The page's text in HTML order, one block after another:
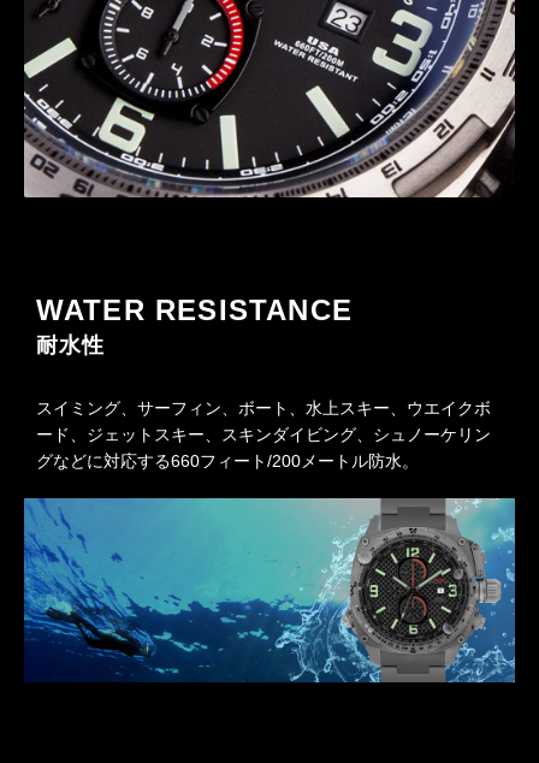
WATER RESISTANCE
耐水性
スイミング、サーフィン、ボート、水上スキー、ウエイクボ
ード、ジェットスキー、スキンダイビング、シュノーケリン
グなどに対応する660フィート/200メートル防水。